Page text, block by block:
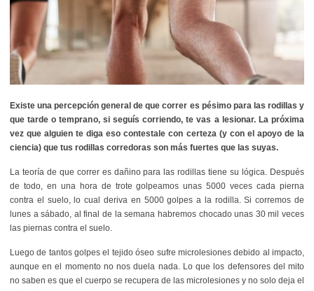
Existe una percepción general de que correr es pésimo para las rodillas y
que tarde o temprano, si seguís corriendo, te vas a lesionar. La próxima
vez que alguien te diga eso contestale con certeza (y con el apoyo de la
ciencia) que tus rodillas corredoras son más fuertes que las suyas.
La teoría de que correr es dañino para las rodillas tiene su lógica. Después
de todo, en una hora de trote golpeamos unas 5000 veces cada pierna
contra el suelo, lo cual deriva en 5000 golpes a la rodilla. Si corremos de
lunes a sábado, al final de la semana habremos chocado unas 30 mil veces
las piernas contra el suelo.
Luego de tantos golpes el tejido óseo sufre microlesiones debido al impacto,
aunque en el momento no nos duela nada. Lo que los defensores del mito
no saben es que el cuerpo se recupera de las microlesiones y no solo deja el